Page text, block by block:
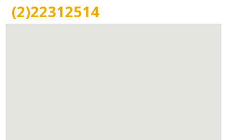
(2)22312514